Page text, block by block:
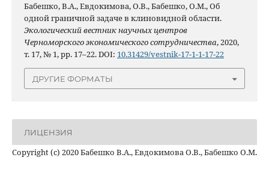
Бабешко, В.А., Евдокимова, О.В., Бабешко, О.М., Об
одной граничной задаче в клиновидной области.
Экологический вестник научных центров
Черноморского экономического сотрудничества, 2020,
т. 17, № 1, pp. 17–22. DOI: 10.31429/vestnik-17-1-1-17-22
ДРУГИЕ ФОРМАТЫ
ЛИЦЕНЗИЯ
Copyright (c) 2020 Бабешко В.А., Евдокимова О.В., Бабешко О.М.